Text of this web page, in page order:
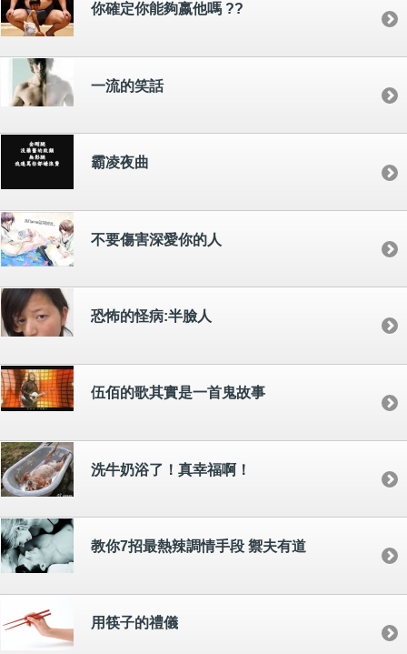
你確定你能夠嬴他嗎 ??
一流的笑話
霸凌夜曲
不要傷害深愛你的人
恐怖的怪病:半臉人
伍佰的歌其實是一首鬼故事
洗牛奶浴了！真幸福啊！
教你7招最熱辣調情手段 禦夫有道
用筷子的禮儀